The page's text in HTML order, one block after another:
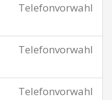
Telefonvorwahl
Telefonvorwahl
Telefonvorwahl